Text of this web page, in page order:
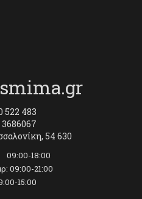
522 483
3686067
54 630
18:00
09:00-21:00
15:00